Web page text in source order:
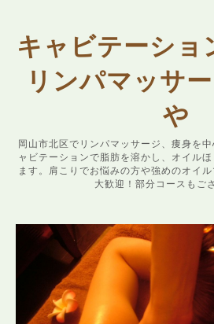
キャビテーショ
リンパマッサ
や
岡山市北区でリンパマッサージ、痩身を
ャビテーションで脂肪を溶かし、オイル
ます。肩こりでお悩みの方や強めのオイ
大歓迎！部分コースもご